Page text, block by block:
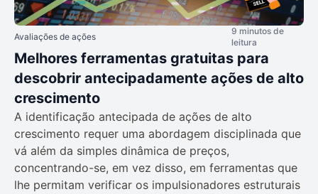
Avaliações de ações
9 minutos de
leitura
Melhores ferramentas gratuitas para
descobrir antecipadamente ações de alto
crescimento
A identificação antecipada de ações de alto
crescimento requer uma abordagem disciplinada que
vá além da simples dinâmica de preços,
concentrando-se, em vez disso, em ferramentas que
lhe permitam verificar os impulsionadores estruturais